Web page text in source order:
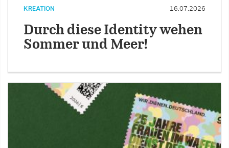
KREATION 16.07.2026
Durch diese Identity wehen
Sommer und Meer!